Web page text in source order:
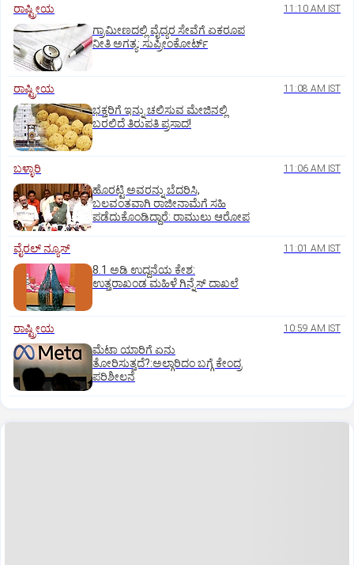
ರಾಷ್ಟ್ರೀಯ 11:10 AM IST
ಗ್ರಾಮೀಣದಲ್ಲಿ ವೈದ್ಯರ ಸೇವೆಗೆ ಏಕರೂಪ
ನೀತಿ ಅಗತ್ಯ: ಸುಪ್ರೀಂಕೋರ್ಟ್‌
ರಾಷ್ಟ್ರೀಯ 11:08 AM IST
ಭಕ್ತರಿಗೆ ಇನ್ನು ಚಲಿಸುವ ಮೇಜಿನಲ್ಲಿ
ಬರಲಿದೆ ತಿರುಪತಿ ಪ್ರಸಾದ!
ಬಳ್ಳಾರಿ 11:06 AM IST
ಹೊರಟ್ಟಿ ಅವರನ್ನು ಬೆದರಿಸಿ,
ಬಲವಂತವಾಗಿ ರಾಜೀನಾಮೆಗೆ ಸಹಿ
ಪಡೆದುಕೊಂಡಿದ್ದಾರೆ: ರಾಮುಲು ಆರೋಪ
ವೈರಲ್ ನ್ಯೂಸ್ 11:01 AM IST
8.1 ಅಡಿ ಉದ್ದನೆಯ ಕೇಶ:
ಉತ್ತರಾಖಂಡ ಮಹಿಳೆ ಗಿನ್ನೆಸ್‌ ದಾಖಲೆ
ರಾಷ್ಟ್ರೀಯ 10:59 AM IST
ಮೆಟಾ ಯಾರಿಗೆ ಏನು
ತೋರಿಸುತ್ತದೆ?:ಅಲ್ಗಾರಿದಂ ಬಗ್ಗೆ ಕೇಂದ್ರ
ಪರಿಶೀಲನೆ